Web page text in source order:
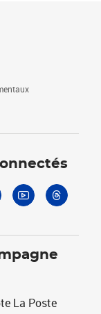
La Poste